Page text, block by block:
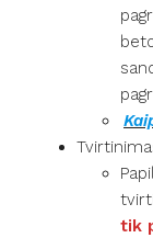
tik